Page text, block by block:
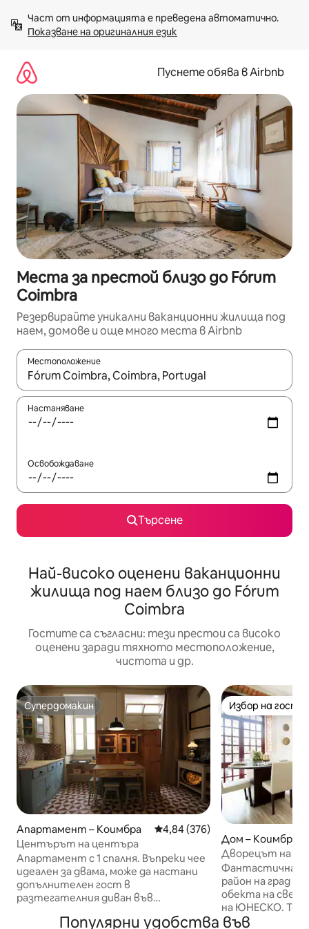
към
съдържанието
Показване на оригиналния език
Пуснете обява в Airbnb
Места за престой близо до Fórum
Coimbra
Резервирайте уникални ваканционни жилища под
наем, домове и още много места в Airbnb
Местоположение
Когато резултатите се покажат, използвайте
Настаняване
Освобождаване
Търсене
Най-високо оценени ваканционни
жилища под наем близо до Fórum
Coimbra
Гостите са съгласни: тези престои са високо
оценени заради тяхното местоположение,
чистота и др.
Супердомакин
Супердомакин
Апартамент – Коимбра Средна оценка: 4,84 от 5,
4,84 (376)
Центърът на центъра
Апартамент с 1 спалня. Въпреки чее
идеален за двама, може да настани
допълнителен гост в
разтегателния диван във
центъра на новоизградения район на
Избор на
Избор на
Дом – Коимбра
Дворецът на
Фантастична
район на град
обекта на
на ЮНЕСКО. Той
побере седем
Популярни удобства във